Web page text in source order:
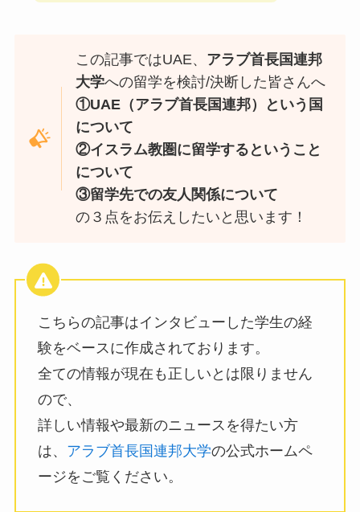
この記事ではUAE、 アラブ首長国連邦
大学への留学を検討/決断した皆さんへ
①UAE（アラブ首長国連邦）という国
について
②イスラム教圏に留学するということ
について
③留学先での友人関係について
の３点をお伝えしたいと思います！
こちらの記事はインタビューした学生の経
験をベースに作成されております。
全ての情報が現在も正しいとは限りません
ので、
詳しい情報や最新のニュースを得たい方
は、 アラブ首長国連邦大学の公式ホームペ
ージをご覧ください。